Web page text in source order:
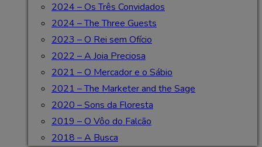
2024 – Os Três Convidados
2024 – The Three Guests
2023 – O Rei sem Ofício
2022 – A Joia Preciosa
2021 – O Mercador e o Sábio
2021 – The Marketer and the Sage
2020 – Sons da Floresta
2019 – O Vôo do Falcão
2018 – A Busca